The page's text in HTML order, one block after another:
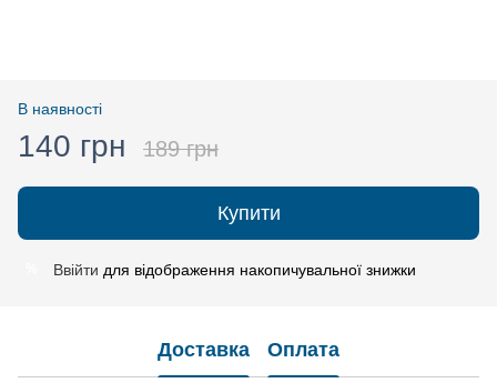
В наявності
140 грн 189 грн
Купити
Ввійти для відображення накопичувальної знижки
Доставка Оплата